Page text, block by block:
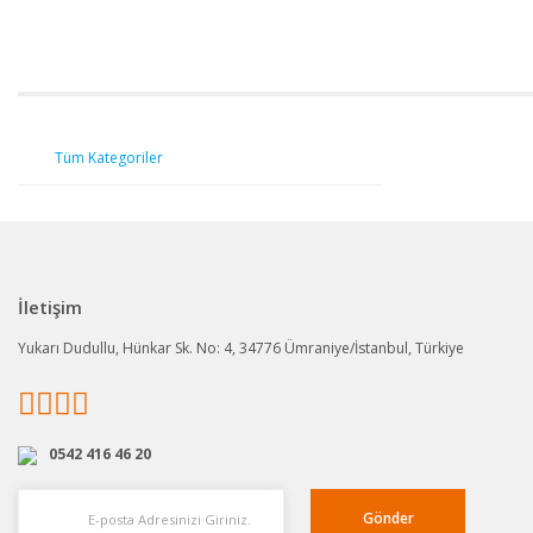
Tüm Kategoriler
İletişim
Yukarı Dudullu, Hünkar Sk. No: 4, 34776 Ümraniye/İstanbul, Türkiye
0542 416 46 20
Gönder